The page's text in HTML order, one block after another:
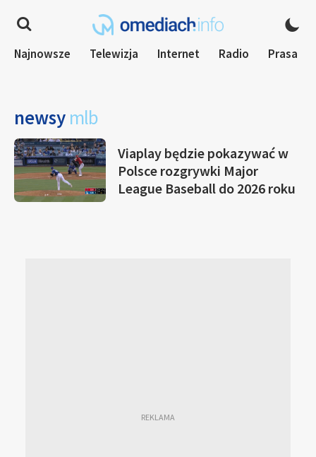
Najnowsze Telewizja Internet Radio Prasa
newsy mlb
Viaplay będzie pokazywać w
Polsce rozgrywki Major
League Baseball do 2026 roku